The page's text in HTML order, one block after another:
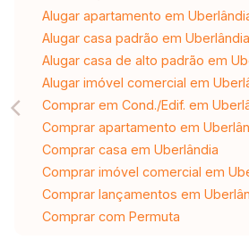
Alugar apartamento em
Alugar casa padrão em Uberlândia
Alugar casa de alto padrão em
Alugar imóvel comercial em
Comprar em Cond./Edif. em
Comprar apartamento em
Comprar casa em Uberlândia
Comprar imóvel comercial em
Comprar lançamentos em
Comprar com Permuta